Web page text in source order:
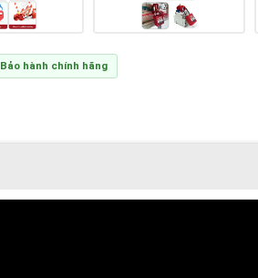
Bảo hành chính hãng